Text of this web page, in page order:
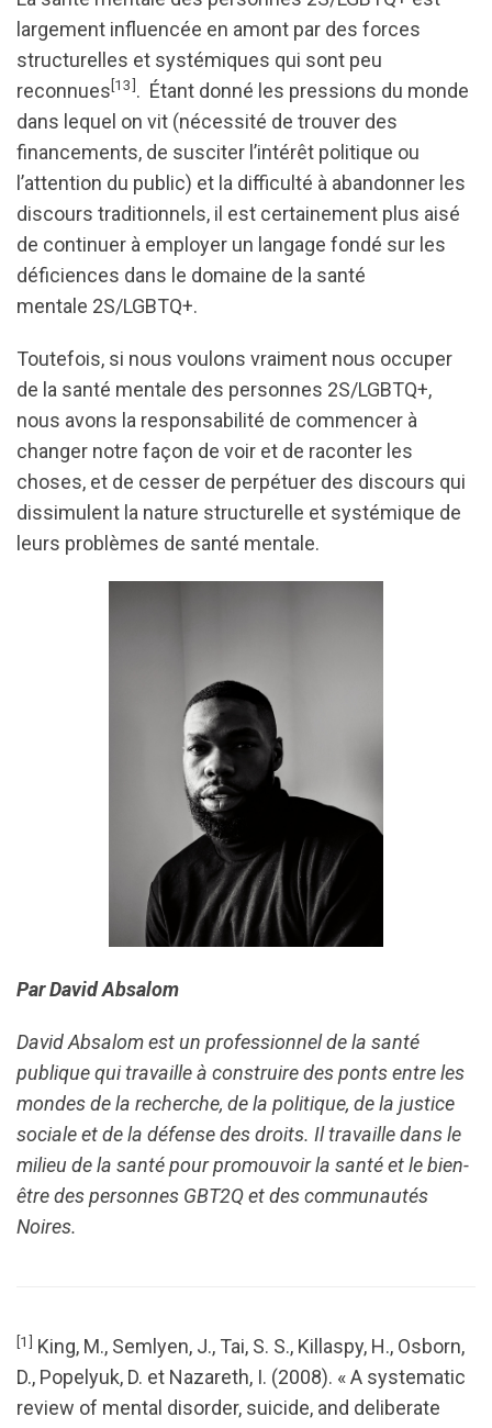
largement influencée en amont par des forces
structurelles et systémiques qui sont peu
reconnues[13]. Étant donné les pressions du monde
dans lequel on vit (nécessité de trouver des
financements, de susciter l’intérêt politique ou
l’attention du public) et la difficulté à abandonner les
discours traditionnels, il est certainement plus aisé
de continuer à employer un langage fondé sur les
déficiences dans le domaine de la santé
mentale 2S/LGBTQ+.
Toutefois, si nous voulons vraiment nous occuper
de la santé mentale des personnes 2S/LGBTQ+,
nous avons la responsabilité de commencer à
changer notre façon de voir et de raconter les
choses, et de cesser de perpétuer des discours qui
dissimulent la nature structurelle et systémique de
leurs problèmes de santé mentale.
Par David Absalom
David Absalom est un professionnel de la santé
publique qui travaille à construire des ponts entre les
mondes de la recherche, de la politique, de la justice
sociale et de la défense des droits. Il travaille dans le
milieu de la santé pour promouvoir la santé et le bien-
être des personnes GBT2Q et des communautés
Noires.
[1] King, M., Semlyen, J., Tai, S. S., Killaspy, H., Osborn,
D., Popelyuk, D. et Nazareth, I. (2008). « A systematic
review of mental disorder, suicide, and deliberate